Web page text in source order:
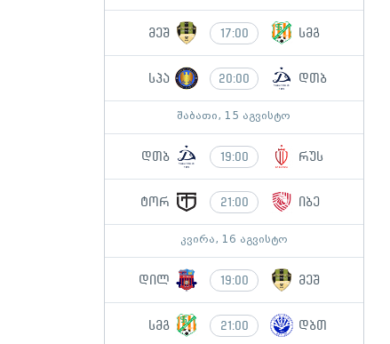
მეშ 17:00 სმგ
სპა 20:00 დთბ
შაბათი, 15 აგვისტო
დთბ 19:00 რუს
ტორ 21:00 იბე
კვირა, 16 აგვისტო
დილ 19:00 მეშ
სმგ 21:00 დბთ